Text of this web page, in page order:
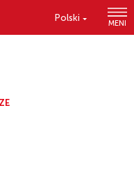
Polski
MENI